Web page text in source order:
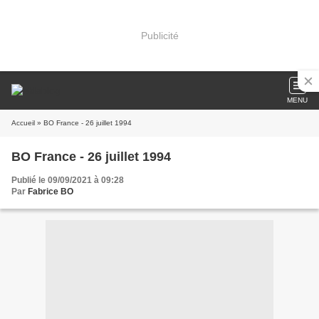
Publicité
MENU
Accueil » BO France - 26 juillet 1994
BO France - 26 juillet 1994
Publié le 09/09/2021 à 09:28
Par Fabrice BO